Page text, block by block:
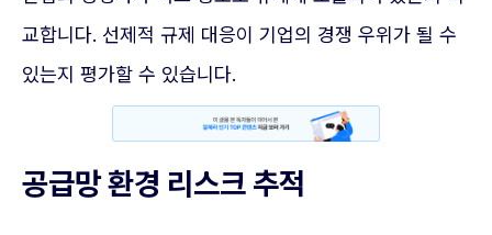
교합니다. 선제적 규제 대응이 기업의 경쟁 우위가 될 수
있는지 평가할 수 있습니다.
공급망 환경 리스크 추적